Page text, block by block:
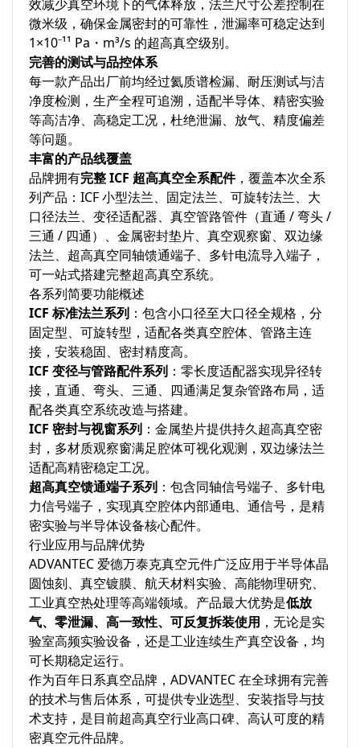
效减少真空环境下的气体释放，法兰尺寸公差控制在
微米级，确保金属密封的可靠性，泄漏率可稳定达到
1×10⁻¹¹ Pa・m³/s 的超高真空级别。
完善的测试与品控体系
每一款产品出厂前均经过氦质谱检漏、耐压测试与洁
净度检测，生产全程可追溯，适配半导体、精密实验
等高洁净、高稳定工况，杜绝泄漏、放气、精度偏差
等问题。
丰富的产品线覆盖
品牌拥有完整 ICF 超高真空全系配件，覆盖本次全系
列产品：ICF 小型法兰、固定法兰、可旋转法兰、大
口径法兰、变径适配器、真空管路管件（直通 / 弯头 /
三通 / 四通）、金属密封垫片、真空观察窗、双边缘
法兰、超高真空同轴馈通端子、多针电流导入端子，
可一站式搭建完整超高真空系统。
各系列简要功能概述
ICF 标准法兰系列 ：包含小口径至大口径全规格，分
固定型、可旋转型，适配各类真空腔体、管路主连
接，安装稳固、密封精度高。
ICF 变径与管路配件系列 ：零长度适配器实现异径转
接，直通、弯头、三通、四通满足复杂管路布局，适
配各类真空系统改造与搭建。
ICF 密封与视窗系列 ：金属垫片提供持久超高真空密
封，多材质观察窗满足腔体可视化观测，双边缘法兰
适配高精密稳定工况。
超高真空馈通端子系列 ：包含同轴信号端子、多针电
力信号端子，实现真空腔体内部通电、通信号，是精
密实验与半导体设备核心配件。
行业应用与品牌优势
ADVANTEC 爱德万泰克真空元件广泛应用于半导体晶
圆蚀刻、真空镀膜、航天材料实验、高能物理研究、
工业真空热处理等高端领域。产品最大优势是低放
气、零泄漏、高一致性、可反复拆装使用 ，无论是实
验室高频实验设备，还是工业连续生产真空设备，均
可长期稳定运行。
作为百年日系真空品牌，ADVANTEC 在全球拥有完善
的技术与售后体系，可提供专业选型、安装指导与技
术支持，是目前超高真空行业高口碑、高认可度的精
密真空元件品牌。